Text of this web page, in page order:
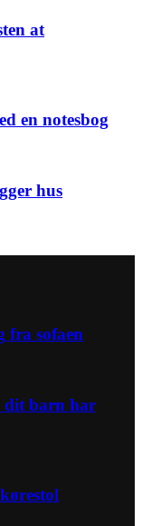
at
en notesbog
hus
fra sofaen
dit barn har